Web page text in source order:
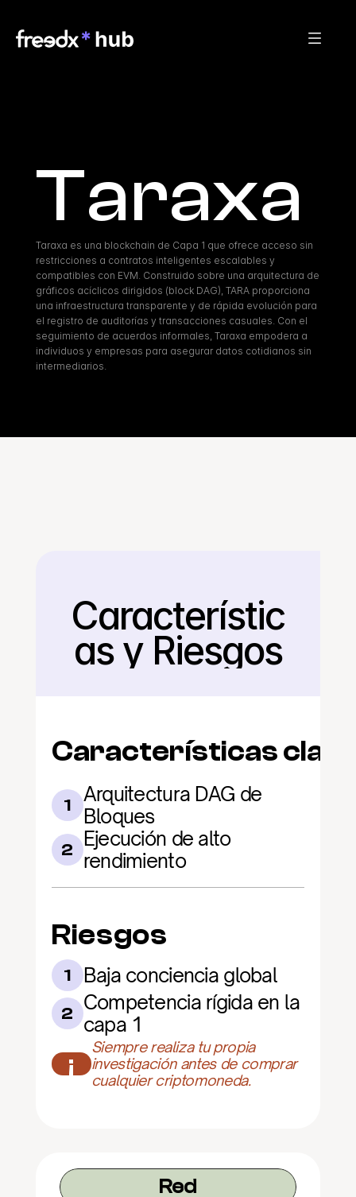
Taraxa
Taraxa es una blockchain de Capa 1 que ofrece acceso sin
restricciones a contratos inteligentes escalables y
compatibles con EVM. Construido sobre una arquitectura de
gráficos acíclicos dirigidos (block DAG), TARA proporciona
una infraestructura transparente y de rápida evolución para
el registro de auditorías y transacciones casuales. Con el
seguimiento de acuerdos informales, Taraxa empodera a
individuos y empresas para asegurar datos cotidianos sin
intermediarios.
Regresar
Característic
as y Riesgos
Características
1
Arquitectura DAG de
Bloques
2 Ejecución de alto
rendimiento
Riesgos
1 Baja conciencia global
2 Competencia rígida en la
capa 1
¡
Siempre realiza tu propia
investigación antes de comprar
cualquier criptomoneda.
Red